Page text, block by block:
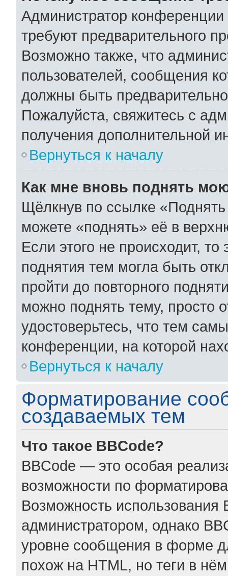
Администратор
требуют предварительного
Возможно также, что
пользователей, сообщения
должны быть
Пожалуйста, свяжитесь с
получения дополнительной
Вернуться к началу
Как мне вновь поднять
Щёлкнув по ссылке
можете «поднять» её в
Если этого не происходит, то
поднятия тем могла быть
пройти до повторного
можно поднять тему, просто
удостоверьтесь, что тем
конференции, на которой
Вернуться к началу
Форматирование
создаваемых тем
Что такое BBCode?
BBCode — это особая
возможности по
Возможность использования
администратором, однако
уровне сообщения в форме
похож на HTML, но теги в